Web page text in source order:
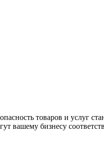
товаров и услуг
вашему бизнесу